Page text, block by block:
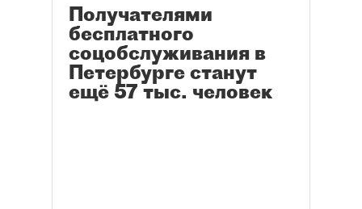
Получателями
бесплатного
соцобслуживания в
Петербурге станут
ещё 57 тыс. человек